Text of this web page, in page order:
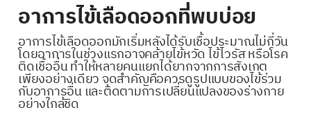
อาการไข้เลือดออกที่พบบ่อย
อาการไข้เลือดออกมักเริ่มหลังได้รับเชื้อประมาณไม่กี่วัน
โดยอาการในช่วงแรกอาจคล้ายไข้หวัด ไข้ไวรัส หรือโรค
ติดเชื้ออื่น ทำให้หลายคนแยกได้ยากจากการสังเกต
เพียงอย่างเดียว จุดสำคัญคือควรดูรูปแบบของไข้ร่วม
กับอาการอื่น และติดตามการเปลี่ยนแปลงของร่างกาย
อย่างใกล้ชิด